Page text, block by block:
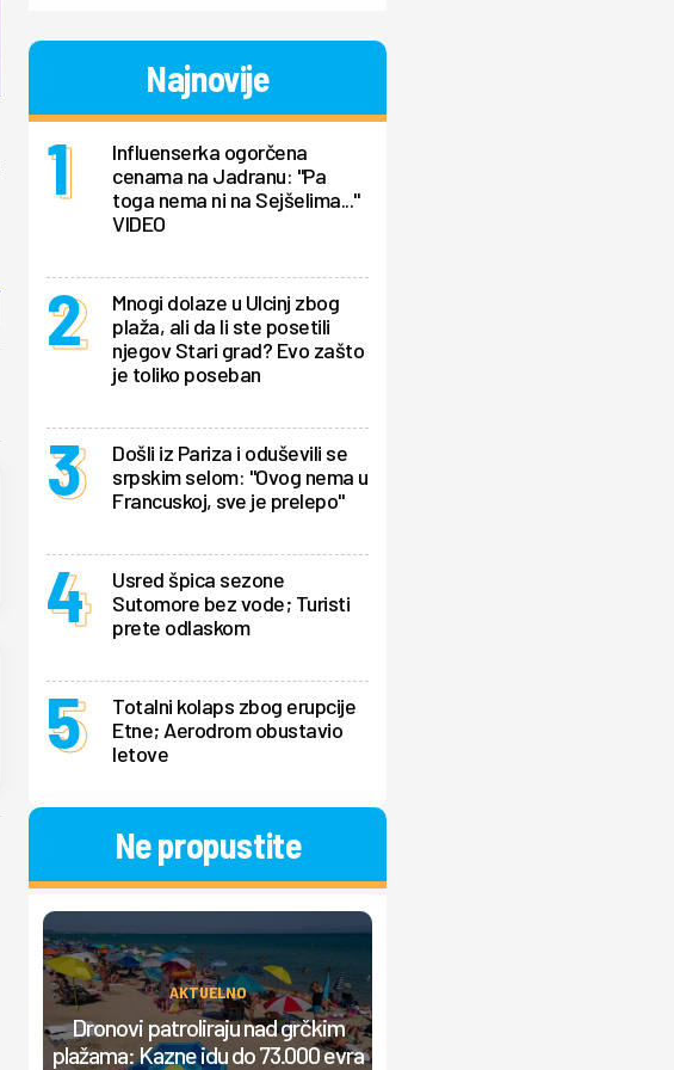
Najnovije
Influenserka ogorčena
cenama na Jadranu: "Pa
toga nema ni na Sejšelima..."
VIDEO
Mnogi dolaze u Ulcinj zbog
plaža, ali da li ste posetili
njegov Stari grad? Evo zašto
je toliko poseban
Došli iz Pariza i oduševili se
srpskim selom: "Ovog nema u
Francuskoj, sve je prelepo"
Usred špica sezone
Sutomore bez vode; Turisti
prete odlaskom
Totalni kolaps zbog erupcije
Etne; Aerodrom obustavio
letove
Ne propustite
AKTUELNO
Dronovi patroliraju nad grčkim
plažama: Kazne idu do 73.000 evra